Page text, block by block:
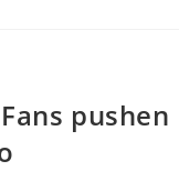
pushen